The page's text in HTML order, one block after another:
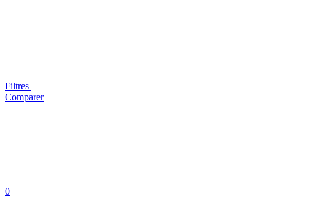
Filtres
Comparer
0